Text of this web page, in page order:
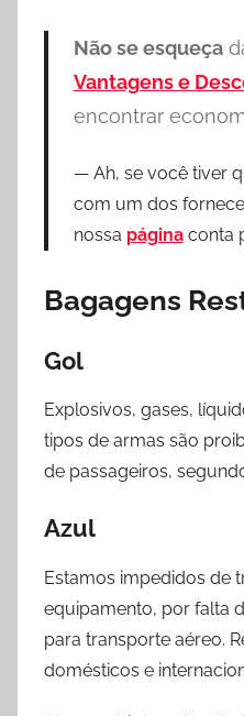
Não se esqueça
Vantagens e
encontrar
Ah, se você tiver
com um dos
nossa páginaconta
Bagagens
Gol
Explosivos, gases,
tipos de armas são
de passageiros,
Azul
Estamos impedidos de
equipamento, por falta
para transporte aéreo.
domésticos e